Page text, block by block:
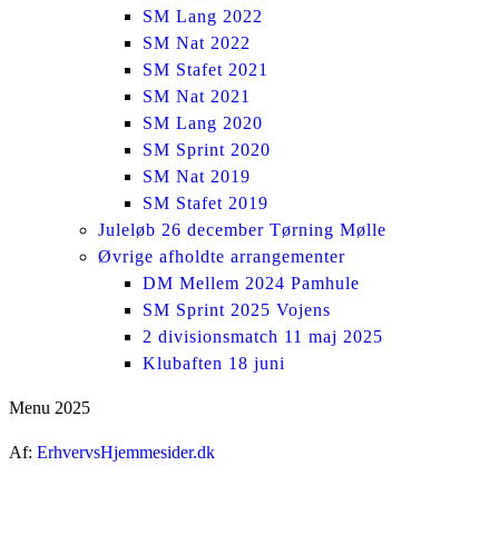
SM Lang 2022
SM Nat 2022
SM Stafet 2021
SM Nat 2021
SM Lang 2020
SM Sprint 2020
SM Nat 2019
SM Stafet 2019
Juleløb 26 december Tørning Mølle
Øvrige afholdte arrangementer
DM Mellem 2024 Pamhule
SM Sprint 2025 Vojens
2 divisionsmatch 11 maj 2025
Klubaften 18 juni
Menu 2025
Af: ErhvervsHjemmesider.dk